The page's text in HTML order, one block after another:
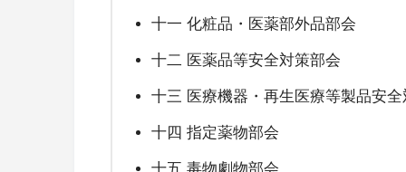
十一 化粧品・医薬部外品部会
十二 医薬品等安全対策部会
十三 医療機器・再生医療等製品安全
十四 指定薬物部会
十五 毒物劇物部会